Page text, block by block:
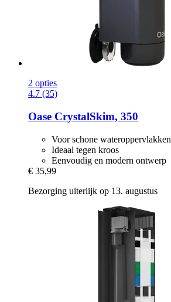
2 opties
4.7 (35)
Oase CrystalSkim, 350
Voor schone wateroppervlakken
Ideaal tegen kroos
Eenvoudig en modern ontwerp
€ 35,99
Bezorging uiterlijk op 13. augustus